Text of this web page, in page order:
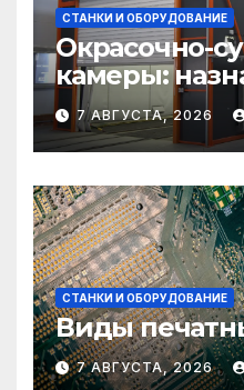
СТАНКИ И ОБОРУДОВАНИЕ
Окрасочно-
камеры:
области
7 АВГУСТА, 2026
СТАНКИ И ОБОРУДОВАНИЕ
Виды
7 АВГУСТА, 2026